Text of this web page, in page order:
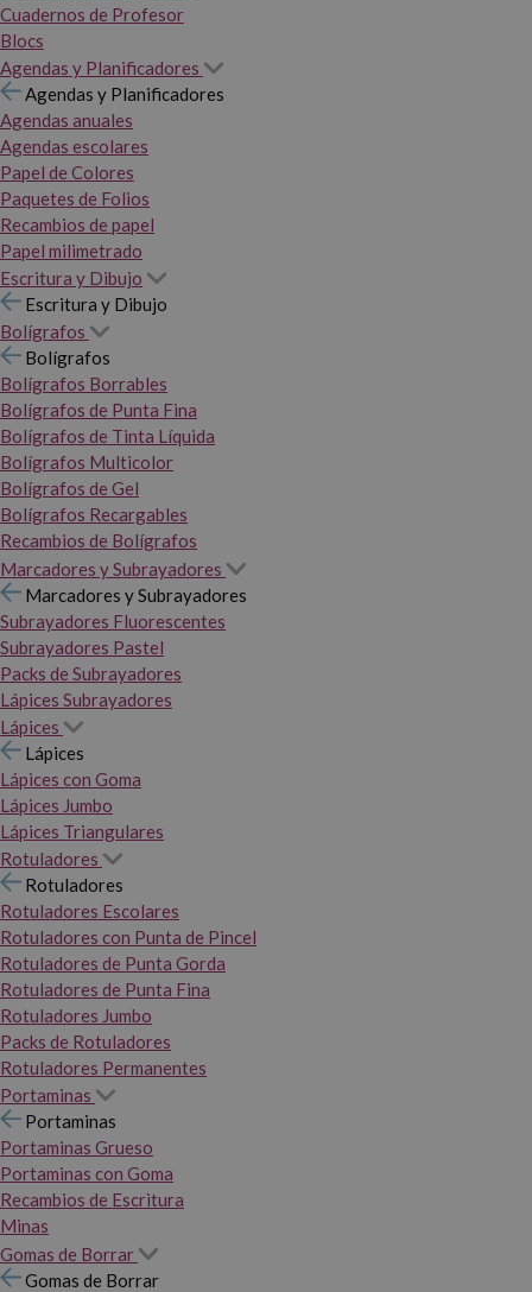
Cuadernos de Profesor
Blocs
Agendas y Planificadores
Agendas y Planificadores
Agendas anuales
Agendas escolares
Papel de Colores
Paquetes de Folios
Recambios de papel
Papel milimetrado
Escritura y Dibujo
Escritura y Dibujo
Bolígrafos
Bolígrafos
Bolígrafos Borrables
Bolígrafos de Punta Fina
Bolígrafos de Tinta Líquida
Bolígrafos Multicolor
Bolígrafos de Gel
Bolígrafos Recargables
Recambios de Bolígrafos
Marcadores y Subrayadores
Marcadores y Subrayadores
Subrayadores Fluorescentes
Subrayadores Pastel
Packs de Subrayadores
Lápices Subrayadores
Lápices
Lápices
Lápices con Goma
Lápices Jumbo
Lápices Triangulares
Rotuladores
Rotuladores
Rotuladores Escolares
Rotuladores con Punta de Pincel
Rotuladores de Punta Gorda
Rotuladores de Punta Fina
Rotuladores Jumbo
Packs de Rotuladores
Rotuladores Permanentes
Portaminas
Portaminas
Portaminas Grueso
Portaminas con Goma
Recambios de Escritura
Minas
Gomas de Borrar
Gomas de Borrar